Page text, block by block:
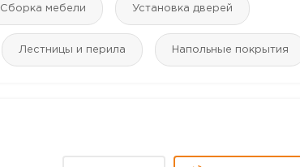
Сборка мебели Установка дверей
Лестницы и перила Напольные покрытия